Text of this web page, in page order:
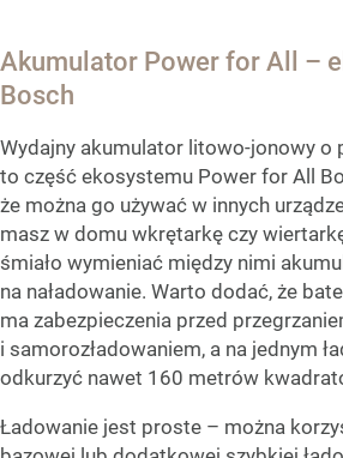
Akumulator Power for All –
Bosch
Wydajny akumulator litowo-jonowy o
to część ekosystemu Power for All
że można go używać w innych
masz w domu wkrętarkę czy
śmiało wymieniać między nimi
na naładowanie. Warto dodać, że
ma zabezpieczenia przed
i samorozładowaniem, a na jednym
odkurzyć nawet 160 metrów
Ładowanie jest proste – można